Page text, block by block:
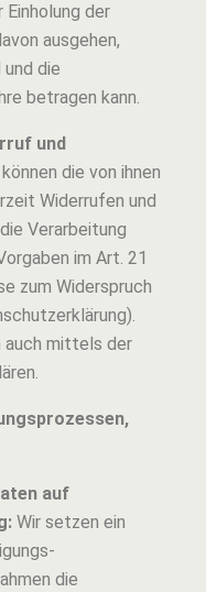
Einholung der
ausgehen,
die
betragen kann.
und
die von ihnen
Widerrufen und
Verarbeitung
im Art. 21
zum Widerspruch
auch mittels der
auf
Wir setzen ein
die